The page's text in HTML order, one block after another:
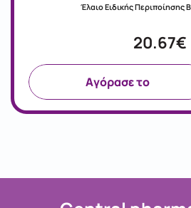
Έλαιο Ειδικής Περιποίησης
20.67€
Aγόρασε το